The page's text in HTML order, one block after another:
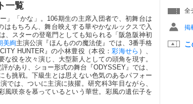
一覧
」「かな」。106期生の主席入団者で、初舞台は
もちろん、舞台映えする華やかなルックスで入
、スターの登竜門としても知られる「阪急阪神初
美絢主演公演『ほんものの魔法使』では、3番手格
HUNTER』の小林豊役（本役：彩海せら ）、
役を次々演じ、大型新人としての頭角を現す。
があり、ショー形式の舞台『ODYSSEY』では、
も挑戦。下級生とは思えない色気のあるパフォー
では、ついに主演に抜擢。研究科3年目ながら、
風咲奈を慕っているという華世。彩風の遺伝子を
全
掲